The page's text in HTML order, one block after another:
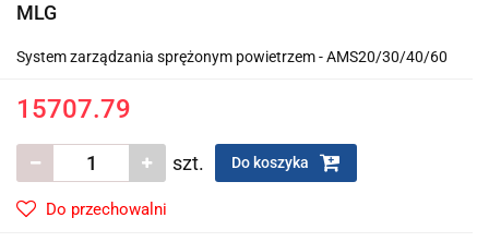
MLG
System zarządzania sprężonym powietrzem - AMS20/30/40/60
15707.79
szt. Do koszyka
Do przechowalni